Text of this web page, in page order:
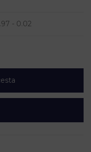
- 0.02